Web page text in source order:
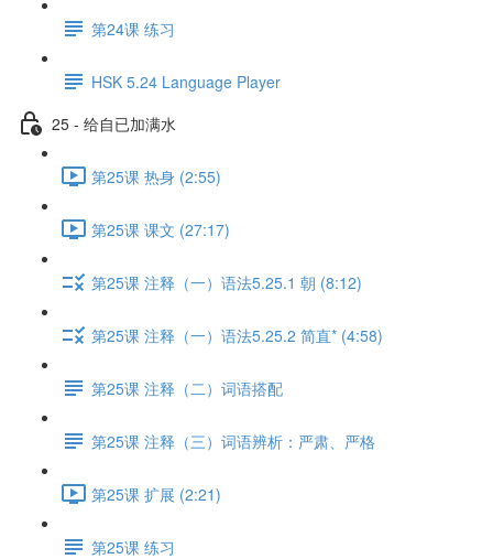
第24课 练习
HSK 5.24 Language Player
25 - 给自已加满水
第25课 热身 (2:55)
第25课 课文 (27:17)
第25课 注释（一）语法5.25.1 朝 (8:12)
第25课 注释（一）语法5.25.2 简直* (4:58)
第25课 注释（二）词语搭配
第25课 注释（三）词语辨析：严肃、严格
第25课 扩展 (2:21)
第25课 练习